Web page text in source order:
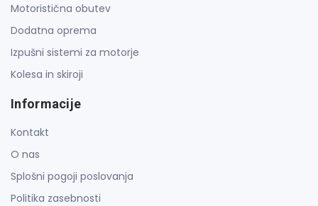
Motoristična obutev
Dodatna oprema
Izpušni sistemi za motorje
Kolesa in skiroji
Informacije
Kontakt
O nas
Splošni pogoji poslovanja
Politika zasebnosti